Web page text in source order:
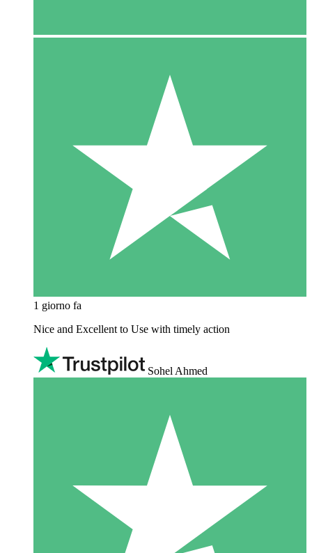
1 giorno fa
Nice and Excellent to Use with timely action
Sohel Ahmed